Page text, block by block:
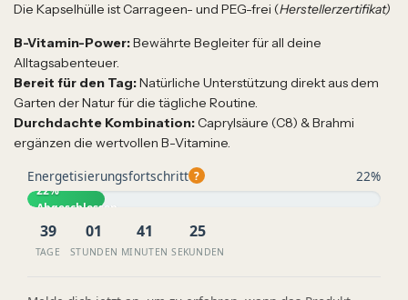
Die Kapselhülle ist Carrageen- und PEG-frei (Herstellerzertifikat)
B-Vitamin-Power:Bewährte Begleiter für all deine
Alltagsabenteuer.
Bereit für den Tag:Natürliche Unterstützung direkt aus dem
Garten der Natur für die tägliche Routine.
Durchdachte Kombination:Caprylsäure (C8) & Brahmi
ergänzen die wertvollen B-Vitamine.
Energetisierungsfortschritt? 22%
22%
Abgeschlossen
39
TAGE
01
STUNDEN
41
MINUTEN
25
SEKUNDEN